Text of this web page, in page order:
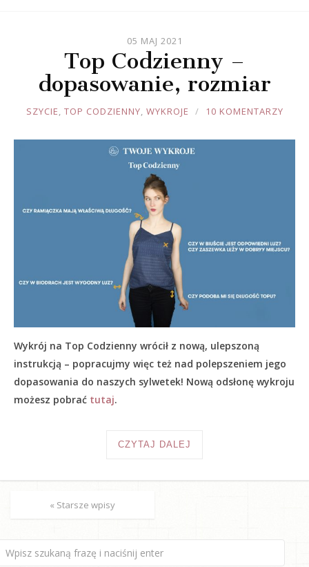
05 MAJ 2021
Top Codzienny –
dopasowanie, rozmiar
JOULE
SZYCIE, TOP CODZIENNY, WYKROJE 10 KOMENTARZY
Wykrój na Top Codzienny wrócił z nową, ulepszoną
instrukcją – popracujmy więc też nad polepszeniem jego
dopasowania do naszych sylwetek! Nową odsłonę wykroju
możesz pobrać tutaj.
CZYTAJ DALEJ
« Starsze wpisy